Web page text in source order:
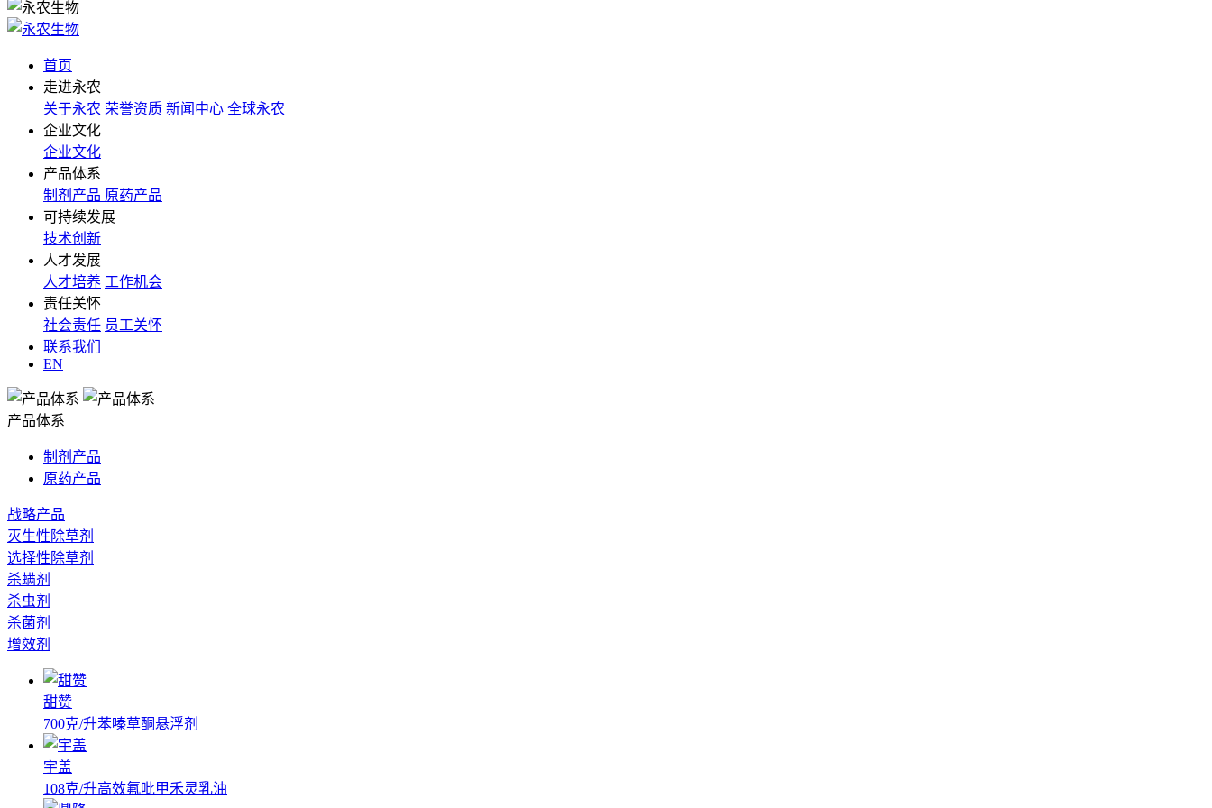
首页
走进永农
关于永农 荣誉资质 新闻中心 全球永农
企业文化
企业文化
产品体系
制剂产品 原药产品
可持续发展
技术创新
人才发展
人才培养 工作机会
责任关怀
社会责任 员工关怀
联系我们
EN
产品体系
制剂产品
原药产品
战略产品
灭生性除草剂
选择性除草剂
杀螨剂
杀虫剂
杀菌剂
增效剂
甜赞
700克/升苯嗪草酮悬浮剂
宇盖
108克/升高效氟吡甲禾灵乳油